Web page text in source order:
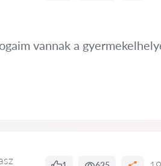
vannak a